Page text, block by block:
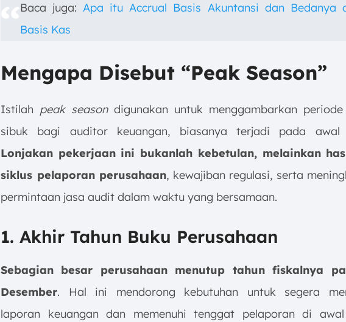
Baca juga:Apa itu Accrual Basis Akuntansi dan Bedanya
Basis Kas
Mengapa Disebut “Peak Season”
Istilah peak seasondigunakan untuk menggambarkan
sibuk bagi auditor keuangan, biasanya terjadi pada awal
Lonjakan pekerjaan ini bukanlah kebetulan, melainkan
siklus pelaporan perusahaan, kewajiban regulasi, serta
permintaan jasa audit dalam waktu yang bersamaan.
1. Akhir Tahun Buku Perusahaan
Sebagian besar perusahaan menutup tahun fiskalnya
Desember. Hal ini mendorong kebutuhan untuk segera
laporan keuangan dan memenuhi tenggat pelaporan di